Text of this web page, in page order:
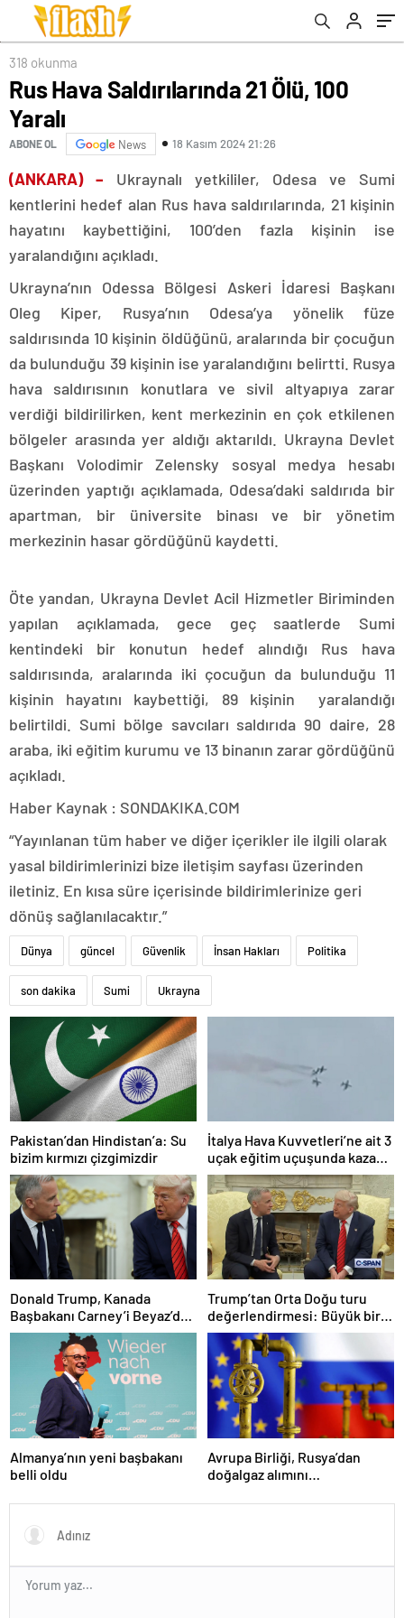
318 okunma
Rus Hava Saldırılarında 21 Ölü, 100
Yaralı
ABONE OL News 18 Kasım 2024 21:26
(ANKARA) – Ukraynalı yetkililer, Odesa ve Sumi
kentlerini hedef alan Rus hava saldırılarında, 21 kişinin
hayatını kaybettiğini, 100’den fazla kişinin ise
yaralandığını açıkladı.
Ukrayna’nın Odessa Bölgesi Askeri İdaresi Başkanı
Oleg Kiper, Rusya’nın Odesa’ya yönelik füze
saldırısında 10 kişinin öldüğünü, aralarında bir çocuğun
da bulunduğu 39 kişinin ise yaralandığını belirtti. Rusya
hava saldırısının konutlara ve sivil altyapıya zarar
verdiği bildirilirken, kent merkezinin en çok etkilenen
bölgeler arasında yer aldığı aktarıldı. Ukrayna Devlet
Başkanı Volodimir Zelensky sosyal medya hesabı
üzerinden yaptığı açıklamada, Odesa’daki saldırıda bir
apartman, bir üniversite binası ve bir yönetim
merkezinin hasar gördüğünü kaydetti.
Öte yandan, Ukrayna Devlet Acil Hizmetler Biriminden
yapılan açıklamada, gece geç saatlerde Sumi
kentindeki bir konutun hedef alındığı Rus hava
saldırısında, aralarında iki çocuğun da bulunduğu 11
kişinin hayatını kaybettiği, 89 kişinin yaralandığı
belirtildi. Sumi bölge savcıları saldırıda 90 daire, 28
araba, iki eğitim kurumu ve 13 binanın zarar gördüğünü
açıkladı.
Haber Kaynak : SONDAKIKA.COM
“Yayınlanan tüm haber ve diğer içerikler ile ilgili olarak
yasal bildirimlerinizi bize iletişim sayfası üzerinden
iletiniz. En kısa süre içerisinde bildirimlerinize geri
dönüş sağlanılacaktır.”
Dünya güncel Güvenlik İnsan Hakları Politika
son dakika Sumi Ukrayna
Pakistan’dan Hindistan’a: Su
bizim kırmızı çizgimizdir
İtalya Hava Kuvvetleri’ne ait 3
uçak eğitim uçuşunda kaza
yaptı
Donald Trump, Kanada
Başbakanı Carney’i Beyaz’da
ağırladı
Trump’tan Orta Doğu turu
değerlendirmesi: Büyük bir
duyuru yapacağız
Almanya’nın yeni başbakanı
belli oldu
Avrupa Birliği, Rusya’dan
doğalgaz alımını